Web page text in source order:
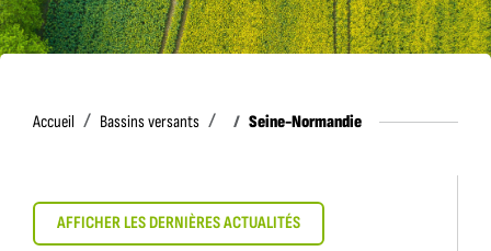
Accueil AccueilBassins versants Seine-Normandie
AFFICHER LES DERNIÈRES ACTUALITÉS